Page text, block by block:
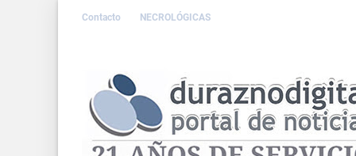
Contacto NECROLÓGICAS